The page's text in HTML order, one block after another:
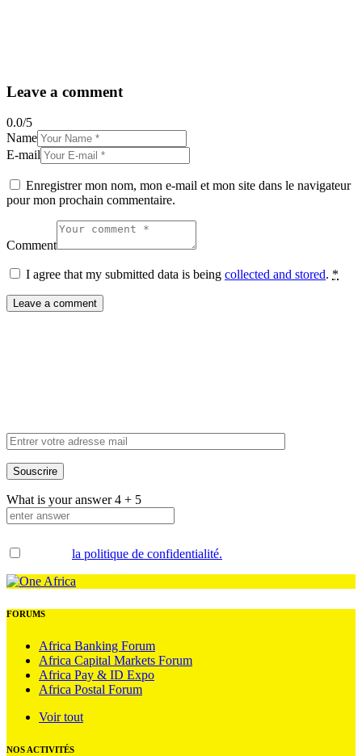
Leave a comment
0.0/5
Name
E-mail
Enregistrer mon nom, mon e-mail et mon site dans le navigateur
pour mon prochain commentaire.
Comment
I agree that my submitted data is being collected and stored. *
What is your answer4 + 5
la politique de confidentialité.
FORUMS
Africa Banking Forum
Africa Capital Markets Forum
Africa Pay & ID Expo
Africa Postal Forum
Voir tout
NOS ACTIVITÉS